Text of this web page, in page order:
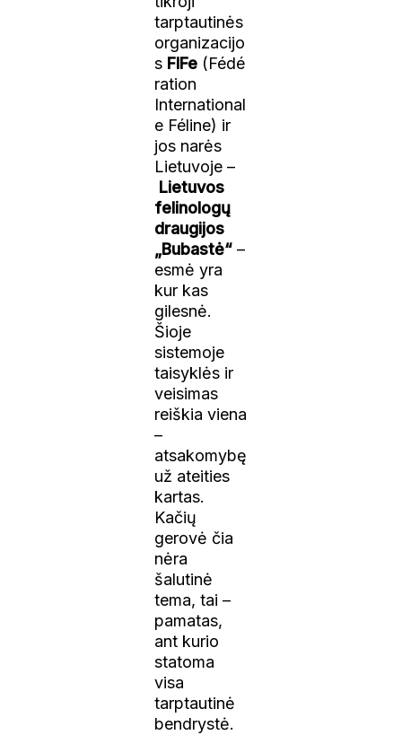
tarptautinės
organizacijo
s FIFe (Fédé
ration
International
e Féline) ir
jos narės
Lietuvoje –
Lietuvos
felinologų
draugijos
„Bubastė“ –
esmė yra
kur kas
gilesnė.
Šioje
sistemoje
taisyklės ir
veisimas
reiškia viena
–
atsakomybę
už ateities
kartas.
Kačių
gerovė čia
nėra
šalutinė
tema, tai –
pamatas,
ant kurio
statoma
visa
tarptautinė
bendrystė.